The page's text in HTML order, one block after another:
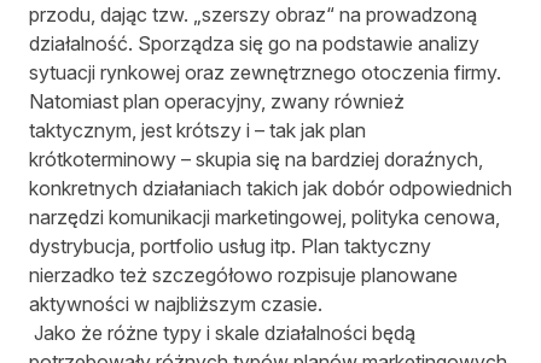
przodu, dając tzw. „szerszy obraz“ na prowadzoną
działalność. Sporządza się go na podstawie analizy
sytuacji rynkowej oraz zewnętrznego otoczenia firmy.
Natomiast plan operacyjny, zwany również
taktycznym, jest krótszy i – tak jak plan
krótkoterminowy – skupia się na bardziej doraźnych,
konkretnych działaniach takich jak dobór odpowiednich
narzędzi komunikacji marketingowej, polityka cenowa,
dystrybucja, portfolio usług itp. Plan taktyczny
nierzadko też szczegółowo rozpisuje planowane
aktywności w najbliższym czasie.
Jako że różne typy i skale działalności będą